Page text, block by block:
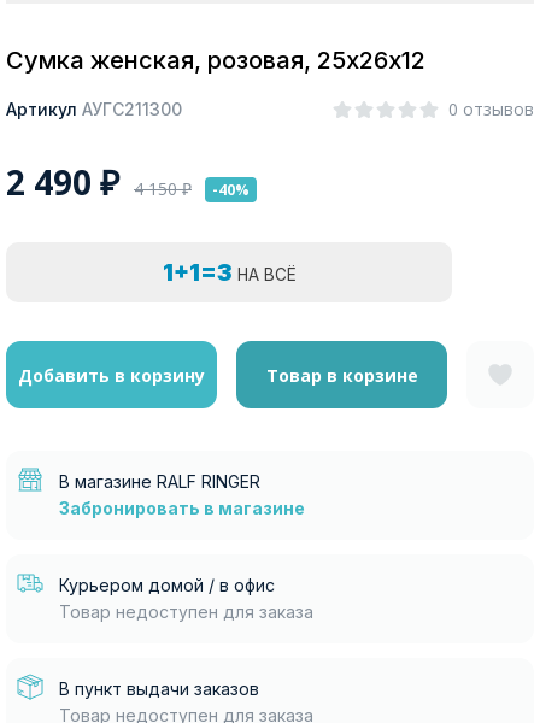
Сумка женская, розовая, 25х26х12
Артикул АУГС211300 0 отзывов
2 490 ₽ 4 150₽ -40%
1+1=3 НА ВСЁ
Добавить в корзину Товар в корзине
В магазине RALF RINGER
Забронировать в магазине
Курьером домой / в офис
Товар недоступен для заказа
В пункт выдачи заказов
Товар недоступен для заказа